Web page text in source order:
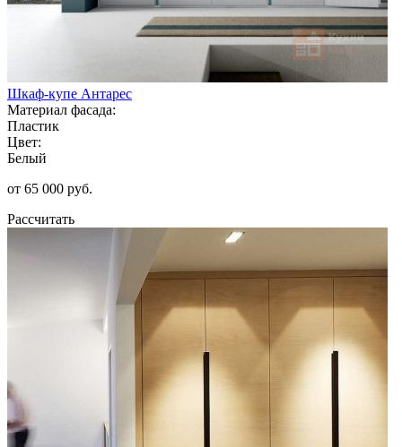
Шкаф-купе Антарес
Материал фасада:
Пластик
Цвет:
Белый
от 65 000 руб.
Рассчитать